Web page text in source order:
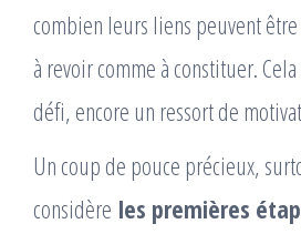
combien leurs liens peuvent
à revoir comme à constituer.
défi, encore un ressort de
Un coup de pouce précieux,
considère les premières